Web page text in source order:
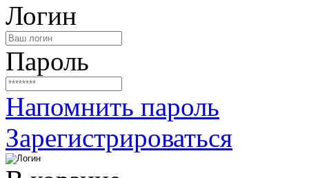
Логин
Пароль
Напомнить пароль
Зарегистрироваться